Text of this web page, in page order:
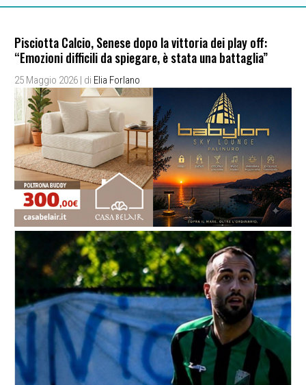
Pisciotta Calcio, Senese dopo la vittoria dei play off:
“Emozioni difficili da spiegare, è stata una battaglia”
25 Maggio 2026 | di Elia Forlano